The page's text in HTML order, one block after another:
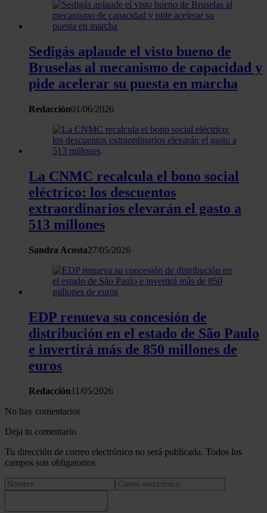
analizar el tráfico. Además, compartimos información sobre
uso que haga del sitio web con nuestros partners de redes
con otra información que les haya proporcionado o que
recopilado a partir del uso que haya hecho de sus servicios.
Sedigás aplaude el visto bueno de
Bruselas al mecanismo de capacidad y
pide acelerar su puesta en marcha
Redacción01/06/2026
La CNMC recalcula el bono social
eléctrico: los descuentos
extraordinarios elevarán el gasto a
513 millones
Sandra Acosta27/05/2026
EDP renueva su concesión de
distribución en el estado de São Paulo
e invertirá más de 850 millones de
euros
Redacción11/05/2026
No hay comentarios
Deja tu comentario
Tu dirección de correo electrónico no será publicada. Todos los
campos son obligatorios